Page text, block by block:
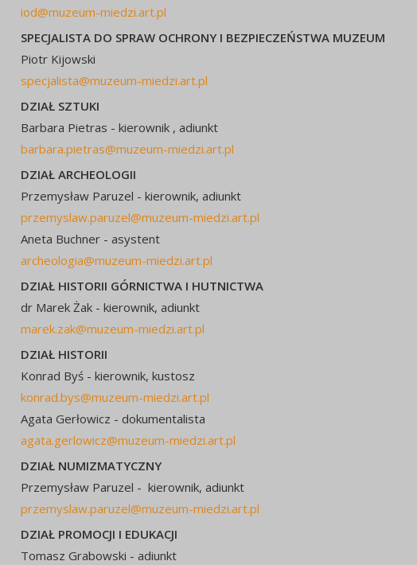
iod@muzeum-miedzi.art.pl
SPECJALISTA DO SPRAW OCHRONY I BEZPIECZEŃSTWA MUZEUM
Piotr Kijowski
specjalista@muzeum-miedzi.art.pl
DZIAŁ SZTUKI
Barbara Pietras - kierownik , adiunkt
barbara.pietras@muzeum-miedzi.art.pl
DZIAŁ ARCHEOLOGII
Przemysław Paruzel - kierownik, adiunkt
przemyslaw.paruzel@muzeum-miedzi.art.pl
Aneta Buchner - asystent
archeologia@muzeum-miedzi.art.pl
DZIAŁ HISTORII GÓRNICTWA I HUTNICTWA
dr Marek Żak - kierownik, adiunkt
marek.zak@muzeum-miedzi.art.pl
DZIAŁ HISTORII
Konrad Byś - kierownik, kustosz
konrad.bys@muzeum-miedzi.art.pl
Agata Gerłowicz - dokumentalista
agata.gerlowicz@muzeum-miedzi.art.pl
DZIAŁ NUMIZMATYCZNY
Przemysław Paruzel - kierownik, adiunkt
przemyslaw.paruzel@muzeum-miedzi.art.pl
DZIAŁ PROMOCJI I EDUKACJI
Tomasz Grabowski - adiunkt